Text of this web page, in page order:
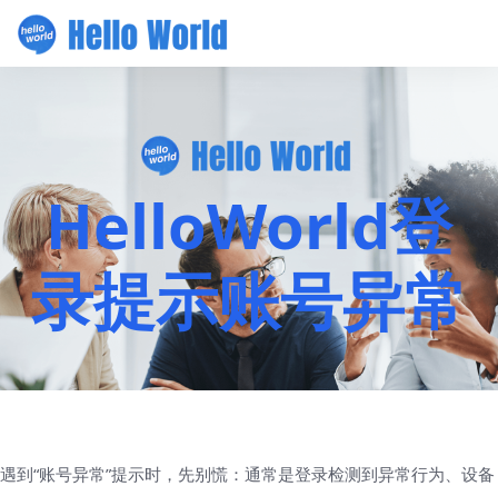
HelloWorld登
录提示账号异常
遇到“账号异常”提示时，先别慌：通常是登录检测到异常行为、设备